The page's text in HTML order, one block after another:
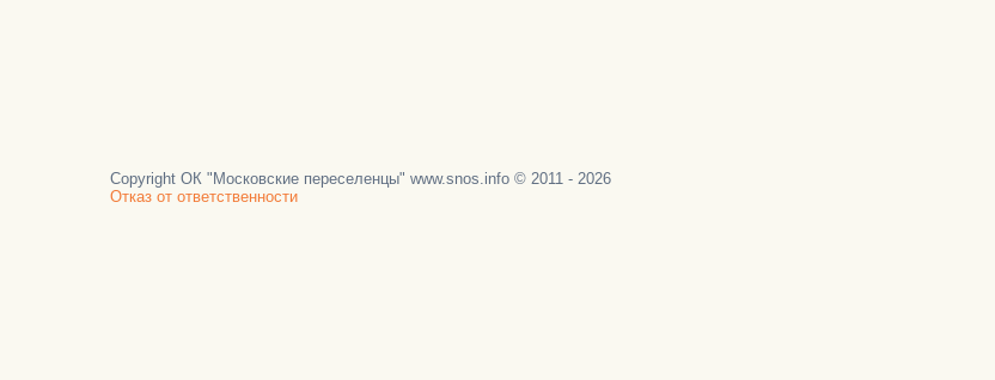
Copyright ОК "Московские переселенцы" www.snos.info © 2011 - 2026
Отказ от ответственности